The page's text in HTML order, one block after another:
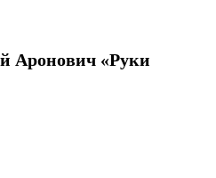
Аронович «Руки